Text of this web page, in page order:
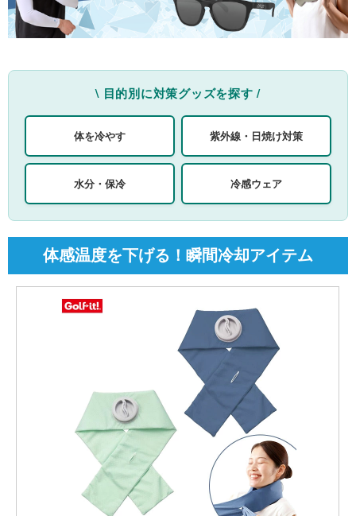
\ 目的別に対策グッズを探す /
体を冷やす 紫外線・日焼け対策
水分・保冷 冷感ウェア
体感温度を下げる！瞬間冷却アイテム